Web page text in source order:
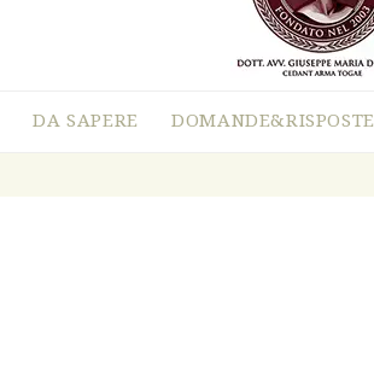
DA SAPERE DOMANDE&RISPOSTE